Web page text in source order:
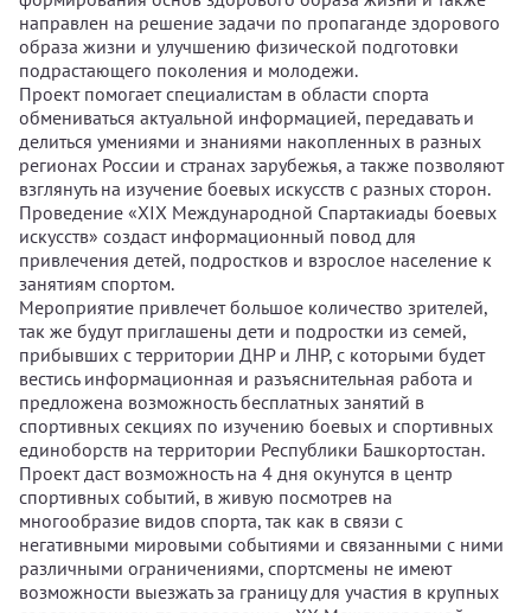
направлен на решение задачи по пропаганде здорового
образа жизни и улучшению физической подготовки
подрастающего поколения и молодежи.
Проект помогает специалистам в области спорта
обмениваться актуальной информацией, передавать и
делиться умениями и знаниями накопленных в разных
регионах России и странах зарубежья, а также позволяют
взглянуть на изучение боевых искусств с разных сторон.
Проведение «XIX Международной Спартакиады боевых
искусств» создаст информационный повод для
привлечения детей, подростков и взрослое население к
занятиям спортом.
Мероприятие привлечет большое количество зрителей,
так же будут приглашены дети и подростки из семей,
прибывших с территории ДНР и ЛНР, с которыми будет
вестись информационная и разъяснительная работа и
предложена возможность бесплатных занятий в
спортивных секциях по изучению боевых и спортивных
единоборств на территории Республики Башкортостан.
Проект даст возможность на 4 дня окунутся в центр
спортивных событий, в живую посмотрев на
многообразие видов спорта, так как в связи с
негативными мировыми событиями и связанными с ними
различными ограничениями, спортсмены не имеют
возможности выезжать за границу для участия в крупных